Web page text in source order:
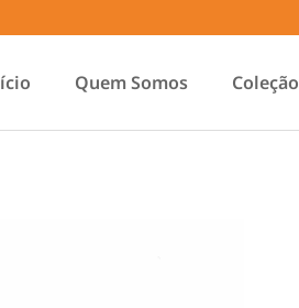
Quem Somos Coleção